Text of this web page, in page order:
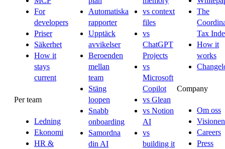
For
developers
Priser
Säkerhet
How it
stays
current
Per team
Ledning
Ekonomi
HR &
Automatiska
rapporter
Upptäck
avvikelser
Beroenden
mellan
team
Stäng
loopen
Snabb
onboarding
Samordna
din AI
vs context
files
vs
ChatGPT
Projects
vs
Microsoft
Copilot
vs Glean
vs Notion
AI
vs
building it
The
Tax
How it
works
Company
Om oss
Visionen
Careers
Press